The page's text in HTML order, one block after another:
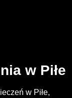
w Piłe
w Piłe,